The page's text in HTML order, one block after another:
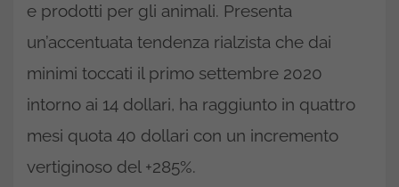
e prodotti per gli animali. Presenta
un’accentuata tendenza rialzista che dai
minimi toccati il primo settembre 2020
intorno ai 14 dollari, ha raggiunto in quattro
mesi quota 40 dollari con un incremento
vertiginoso del +285%.